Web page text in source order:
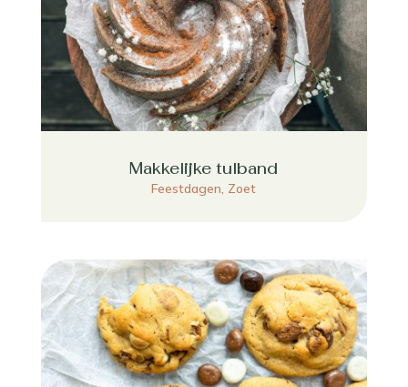
Makkelijke tulband
Feestdagen, Zoet